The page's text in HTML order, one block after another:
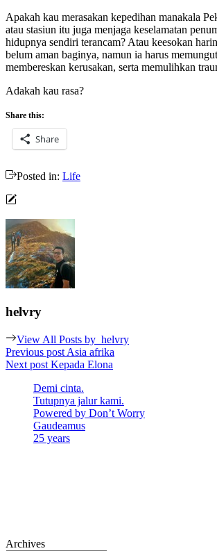
Apakah kau merasakan kepedihan manakala
atau stasiun itu juga menjaga keselamatan
hidupnya sendiri terancam? Atau keesokan
belum aman baginya, namun ia harus
membereskan kerusakan, serta memulihkan
Adakah kau rasa?
Share this:
Share
Posted in: Life
helvry
View All Posts by helvry
Post
navigation
Previous post Asia afrika
Next post Kepada Elona
Demi cinta.
Tutupnya jalur kami.
Powered by Don’t Worry
Gaudeamus
25 years
Archives